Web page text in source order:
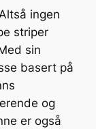
ingen
striper
sin
basert på
og
er også